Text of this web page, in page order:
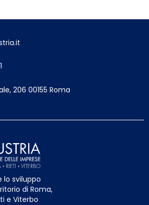
206 00155 Roma
lo sviluppo
di Roma,
e Viterbo